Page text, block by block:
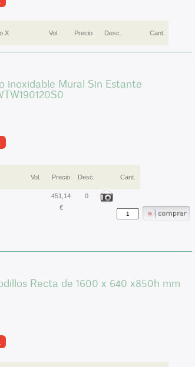
X Vol. Precio Desc. Cant.
inoxidable Mural Sin Estante
Vol. Precio Desc. Cant.
451,14
€
0
Recta de 1600 x 640 x850h mm